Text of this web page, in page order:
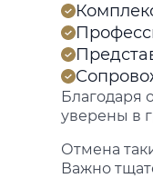
Благодаря
уверены в
Отмена
Важно